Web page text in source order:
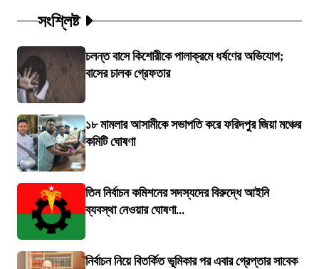
সংশ্লিষ্ট
চলন্ত বাসে কিশোরীকে পালাক্রমে ধর্ষণের অভিযোগ;
বাসের চালক গ্রেফতার
১৮ মামলার আসামীকে সভাপতি করে ফরিদপুর জিয়া মঞ্চের
কমিটি ঘোষণা
তিন নির্বাচন কমিশনের সদস্যদের বিরুদ্ধে আইনি
ব্যবস্থা নেওয়ার ঘোষণা...
নির্বাচন নিয়ে বিতর্কিত ভূমিকার পর এবার গ্রেপ্তার সাবেক